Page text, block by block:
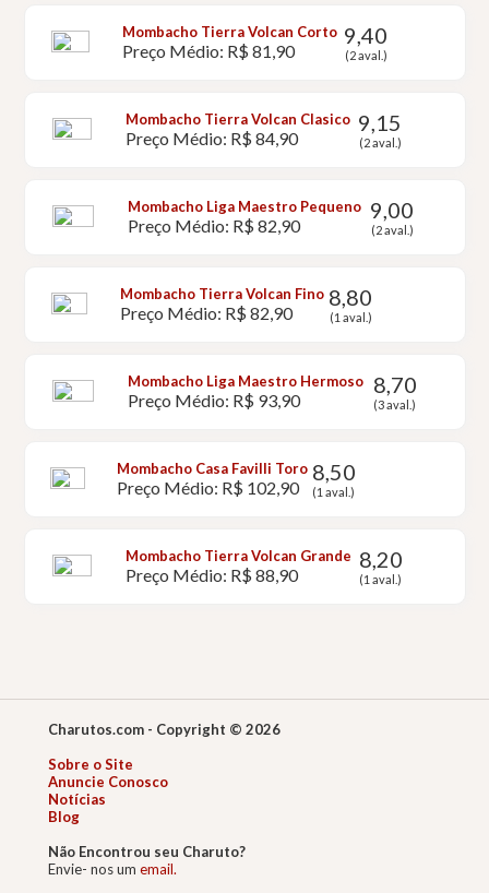
Mombacho Tierra Volcan Corto
Preço Médio: R$ 81,90
9,40
(2 aval.)
Mombacho Tierra Volcan Clasico
Preço Médio: R$ 84,90
9,15
(2 aval.)
Mombacho Liga Maestro Pequeno
Preço Médio: R$ 82,90
9,00
(2 aval.)
Mombacho Tierra Volcan Fino
Preço Médio: R$ 82,90
8,80
(1 aval.)
Mombacho Liga Maestro Hermoso
Preço Médio: R$ 93,90
8,70
(3 aval.)
Mombacho Casa Favilli Toro
Preço Médio: R$ 102,90
8,50
(1 aval.)
Mombacho Tierra Volcan Grande
Preço Médio: R$ 88,90
8,20
(1 aval.)
Charutos.com - Copyright © 2026
Sobre o Site
Anuncie Conosco
Notícias
Blog
Não Encontrou seu Charuto?
Envie- nos um email.